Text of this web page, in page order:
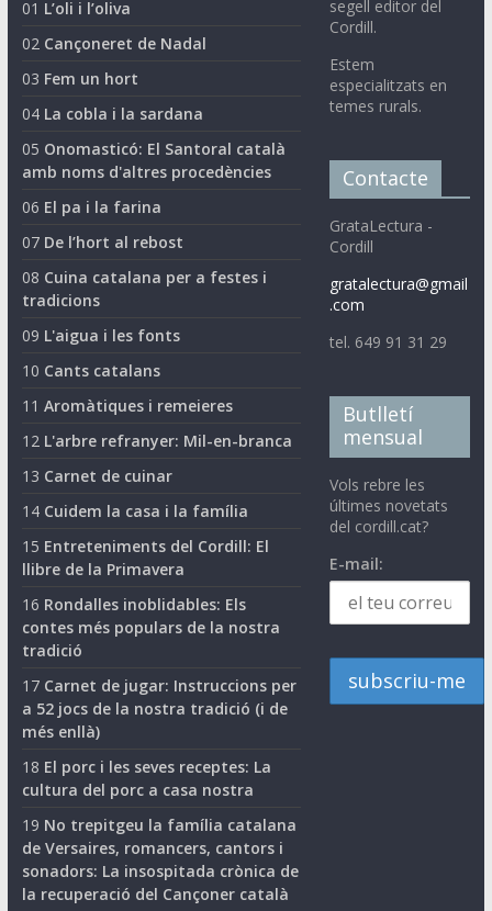
01 L’oli i l’oliva
02 Cançoneret de Nadal
03 Fem un hort
04 La cobla i la sardana
05 Onomasticó: El Santoral català
amb noms d'altres procedències
06 El pa i la farina
07 De l’hort al rebost
08 Cuina catalana per a festes i
tradicions
09 L'aigua i les fonts
10 Cants catalans
11 Aromàtiques i remeieres
12 L'arbre refranyer: Mil-en-branca
13 Carnet de cuinar
14 Cuidem la casa i la família
15 Entreteniments del Cordill: El
llibre de la Primavera
16 Rondalles inoblidables: Els
contes més populars de la nostra
tradició
17 Carnet de jugar: Instruccions per
a 52 jocs de la nostra tradició (i de
més enllà)
18 El porc i les seves receptes: La
cultura del porc a casa nostra
19 No trepitgeu la família catalana
de Versaires, romancers, cantors i
sonadors: La insospitada crònica de
la recuperació del Cançoner català
segell editor del
Cordill.
Estem
especialitzats en
temes rurals.
Contacte
GrataLectura -
Cordill
gratalectura@gmail
.com
tel. 649 91 31 29
Butlletí
mensual
Vols rebre les
últimes novetats
del cordill.cat?
E-mail: